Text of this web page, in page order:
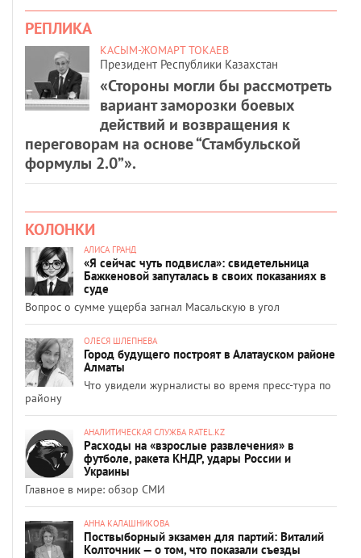
РЕПЛИКА
КАСЫМ-ЖОМАРТ ТОКАЕВ
Президент Республики Казахстан
«Стороны могли бы рассмотреть
вариант заморозки боевых
действий и возвращения к
переговорам на основе “Стамбульской
формулы 2.0”».
КОЛОНКИ
АЛИСА ГРАНД
«Я сейчас чуть подвисла»: свидетельница
Бажкеновой запуталась в своих показаниях в
суде
Вопрос о сумме ущерба загнал Масальскую в угол
ОЛЕСЯ ШЛЕПНЕВА
Город будущего построят в Алатауском районе
Алматы
Что увидели журналисты во время пресс-тура по
району
АНАЛИТИЧЕСКАЯ СЛУЖБА RATEL.KZ
Расходы на «взрослые развлечения» в
футболе, ракета КНДР, удары России и
Украины
Главное в мире: обзор СМИ
АННА КАЛАШНИКОВА
Поствыборный экзамен для партий: Виталий
Колточник — о том, что показали съезды